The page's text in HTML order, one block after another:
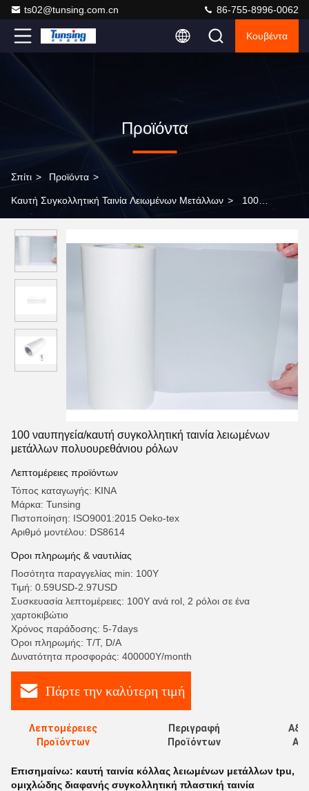
ts02@tunsing.com.cn 86-755-8996-0062
Κουβέντα
Προϊόντα
Σπίτι > Προϊόντα >
Καυτή Συγκολλητική Ταινία Λειωμένων Μετάλλων > 100
πολυουρεθάνιου ρόλων
100 ναυπηγεία/καυτή συγκολλητική ταινία λειωμένων
μετάλλων πολυουρεθάνιου ρόλων
Λεπτομέρειες προϊόντων
Τόπος καταγωγής: ΚΙΝΑ
Μάρκα: Tunsing
Πιστοποίηση: ISO9001:2015 Oeko-tex
Αριθμό μοντέλου: DS8614
Όροι πληρωμής & ναυτιλίας
Ποσότητα παραγγελίας min: 100Y
Τιμή: 0.59USD-2.97USD
Συσκευασία λεπτομέρειες: 100Y ανά rol, 2 ρόλοι σε ένα
χαρτοκιβώτιο
Χρόνος παράδοσης: 5-7days
Όροι πληρωμής: T/T, D/A
Δυνατότητα προσφοράς: 400000Y/month
Πάρτε την καλύτερη τιμή
Λεπτομέρειες
Προϊόντων
Περιγραφή
Προϊόντων
Επισημαίνω: καυτή ταινία κόλλας λειωμένων μετάλλων tpu,
ομιχλώδης διαφανής συγκολλητική πλαστική ταινία